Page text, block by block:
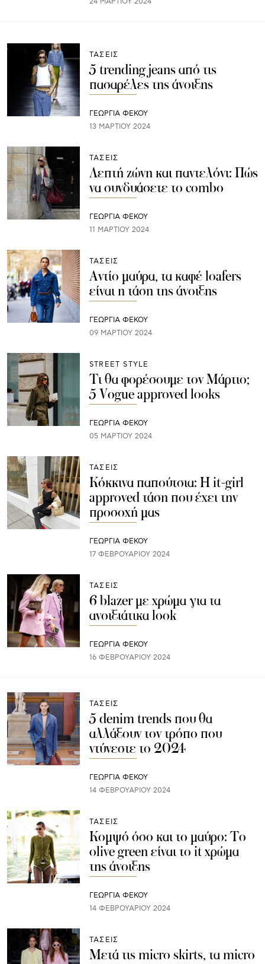
ΤΑΣΕΙΣ
5 trending jeans από τις
πασαρέλες της άνοιξης
ΓΕΩΡΓΙΑ ΦΕΚΟΥ
13 ΜΑΡΤΊΟΥ 2024
ΤΑΣΕΙΣ
Λεπτή ζώνη και παντελόνι: Πώς
να συνδυάσετε το combo
ΓΕΩΡΓΙΑ ΦΕΚΟΥ
11 ΜΑΡΤΊΟΥ 2024
ΤΑΣΕΙΣ
Αντίο μαύρα, τα καφέ loafers
είναι η τάση της άνοιξης
ΓΕΩΡΓΙΑ ΦΕΚΟΥ
09 ΜΑΡΤΊΟΥ 2024
STREET STYLE
Τι θα φορέσουμε τον Μάρτιο;
5 Vogue approved looks
ΓΕΩΡΓΙΑ ΦΕΚΟΥ
05 ΜΑΡΤΊΟΥ 2024
ΤΑΣΕΙΣ
Κόκκινα παπούτσια: Η it-girl
approved τάση που έχει την
προσοχή μας
ΓΕΩΡΓΙΑ ΦΕΚΟΥ
17 ΦΕΒΡΟΥΑΡΊΟΥ 2024
ΤΑΣΕΙΣ
6 blazer με χρώμα για τα
ανοιξιάτικα look
ΓΕΩΡΓΙΑ ΦΕΚΟΥ
16 ΦΕΒΡΟΥΑΡΊΟΥ 2024
ΤΑΣΕΙΣ
5 denim trends που θα
αλλάξουν τον τρόπο που
ντύνεστε το 2024
ΓΕΩΡΓΙΑ ΦΕΚΟΥ
14 ΦΕΒΡΟΥΑΡΊΟΥ 2024
ΤΑΣΕΙΣ
Κομψό όσο και το μαύρο: Το
olive green είναι το it χρώμα
της άνοιξης
ΓΕΩΡΓΙΑ ΦΕΚΟΥ
14 ΦΕΒΡΟΥΑΡΊΟΥ 2024
ΤΑΣΕΙΣ
Μετά τις micro skirts, τα micro